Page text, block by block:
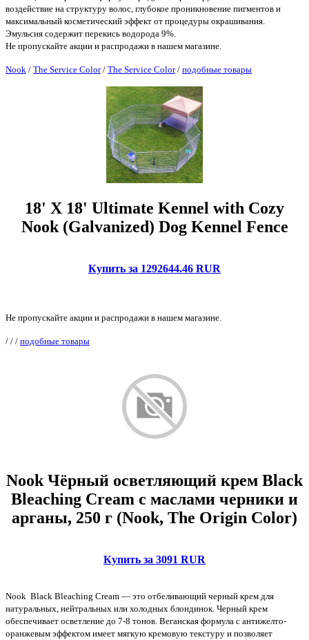
воздействие на структуру волос, глубокое проникновение пигментов и
максимальный косметический эффект от процедуры окрашивания.
Эмульсия содержит перекись водорода 9%.
Не пропускайте акции и распродажи в нашем магазине.
Nook / The Service Color/ The Service Color/ подобные товары
18' X 18' Ultimate Kennel with Cozy
Nook (Galvanized) Dog Kennel Fence
Купить за 1292644.46 RUR
Не пропускайте акции и распродажи в нашем магазине.
/ / / подобные товары
Nook Чёрный осветляющий крем Black
Bleaching Cream с маслами черники и
арганы, 250 г (Nook, The Origin Color)
Купить за 3091 RUR
Nook Black Bleaching Cream — это отбеливающий черный крем для
натуральных, нейтральных или холодных блондинок. Черный крем
обеспечивает осветление до 7-8 тонов. Веганская формула с антижелто-
оранжевым эффектом имеет мягкую кремовую текстуру и позволяет